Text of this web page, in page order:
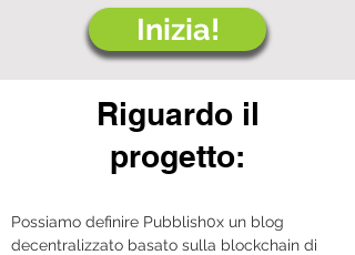
Inizia!
Riguardo il
progetto:
Possiamo definire Pubblish0x un blog
decentralizzato basato sulla blockchain di